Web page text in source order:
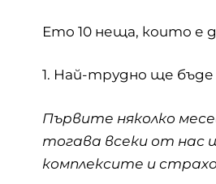
Ето 10 неща, които е
1. Най-трудно ще бъде
Първите няколко
тогава всеки от нас
комплексите и